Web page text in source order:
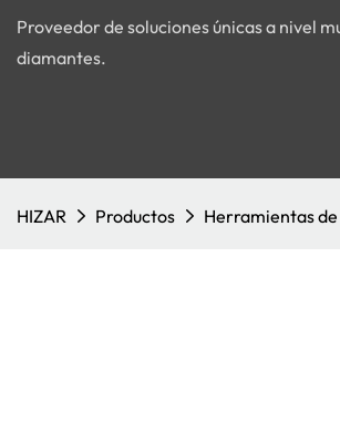
Proveedor de soluciones únicas a nivel
diamantes.
HIZAR Productos Herramientas